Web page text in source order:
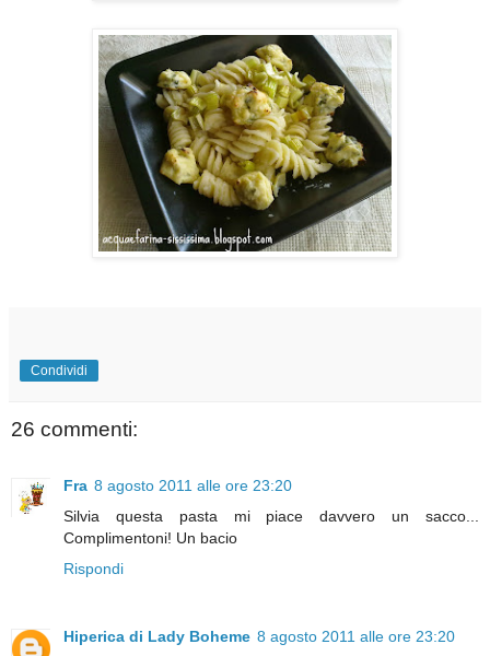
Condividi
26 commenti:
Fra 8 agosto 2011 alle ore 23:20
Silvia questa pasta mi piace davvero un sacco...
Complimentoni! Un bacio
Rispondi
Hiperica di Lady Boheme 8 agosto 2011 alle ore 23:20